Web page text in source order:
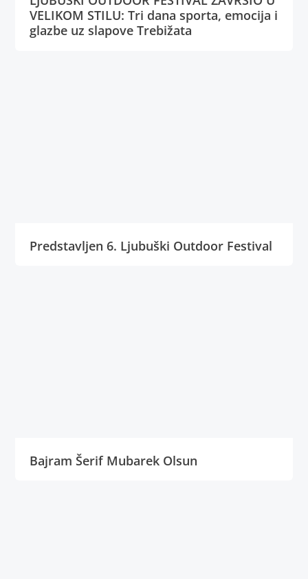
VELIKOM STILU: Tri dana sporta, emocija i
glazbe uz slapove Trebižata
Predstavljen 6. Ljubuški Outdoor Festival
Bajram Šerif Mubarek Olsun